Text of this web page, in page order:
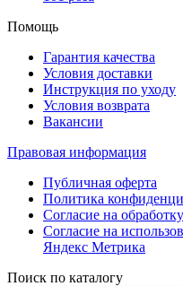
Помощь
Гарантия качества
Условия доставки
Инструкция по уходу
Условия возврата
Вакансии
Правовая информация
Публичная оферта
Политика
Согласие на
Согласие на
Яндекс Метрика
Поиск по каталогу